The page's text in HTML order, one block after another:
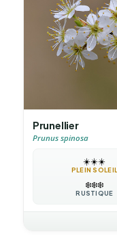
Prunellier
Prunus spinosa
☀️☀️☀️
PLEIN SOLEIL
❄️❄️❄️
RUSTIQUE